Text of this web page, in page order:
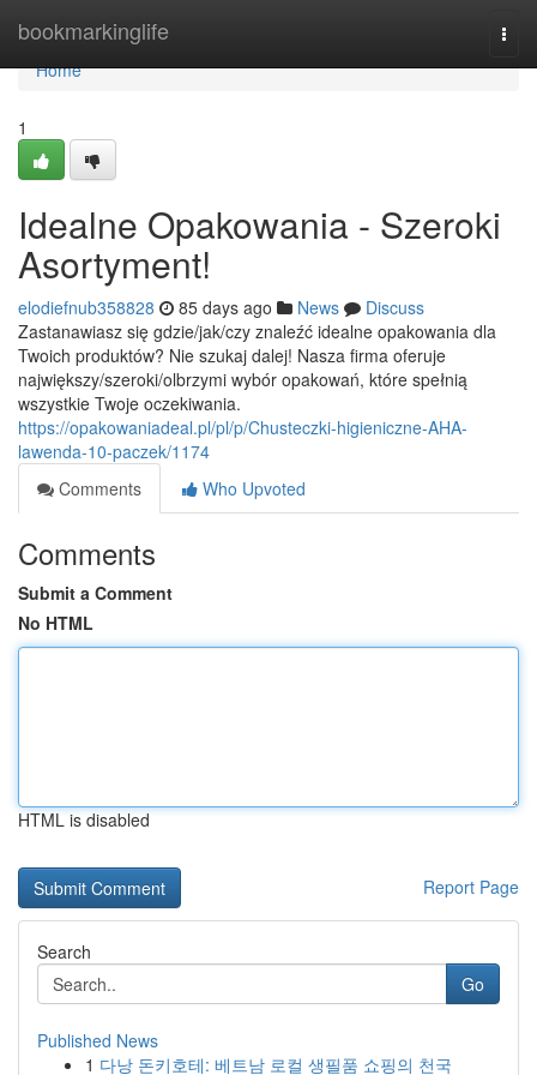
bookmarkinglife
Home
Home
1
Idealne Opakowania - Szeroki
Asortyment!
elodiefnub358828 85 days ago News
Discuss
Zastanawiasz się gdzie/jak/czy znaleźć idealne opakowania dla
Twoich produktów? Nie szukaj dalej! Nasza firma oferuje
największy/szeroki/olbrzymi wybór opakowań, które spełnią
wszystkie Twoje oczekiwania.
https://opakowaniadeal.pl/pl/p/Chusteczki-higieniczne-AHA-
lawenda-10-paczek/1174
Comments
Who Upvoted
Comments
Submit a Comment
No HTML
HTML is disabled
Report Page
Search
Go
Published News
1 다낭 돈키호테: 베트남 로컬 생필품 쇼핑의 천국